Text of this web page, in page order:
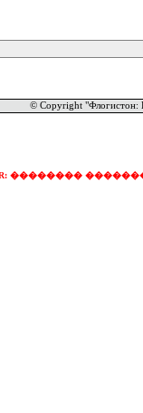
© Copyright "Флогистон:
��������